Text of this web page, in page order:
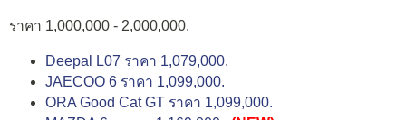
ราคา 1,000,000 - 2,000,000.
Deepal L07 ราคา 1,079,000.
JAECOO 6 ราคา 1,099,000.
ORA Good Cat GT ราคา 1,099,000.